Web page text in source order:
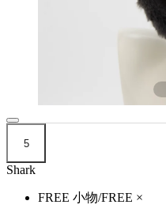
5
Shark
FREE 小物/FREE ×